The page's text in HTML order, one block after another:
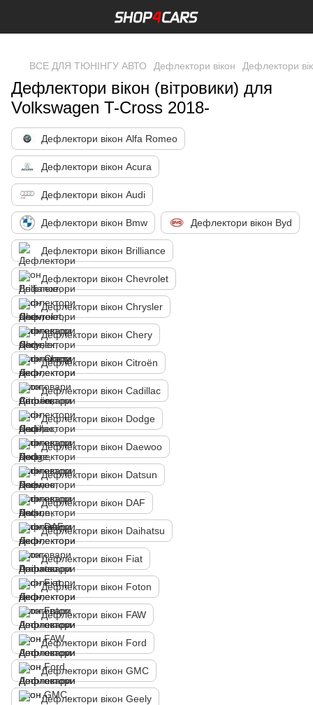
ВСЕ ДЛЯ ТЮНІНГУ АВТО Дефлектори вікон Дефлектори
Дефлектори вікон (вітровики) для
Volkswagen T-Cross 2018-
Дефлектори вікон Alfa Romeo
Дефлектори вікон Acura
Дефлектори вікон Audi
Дефлектори вікон Bmw Дефлектори вікон Byd
Дефлектори вікон Brilliance
Дефлектори вікон Chevrolet
Дефлектори вікон Chrysler
Дефлектори вікон Chery
Дефлектори вікон Citroën
Дефлектори вікон Cadillac
Дефлектори вікон Dodge
Дефлектори вікон Daewoo
Дефлектори вікон Datsun
Дефлектори вікон DAF
Дефлектори вікон Daihatsu
Дефлектори вікон Fiat
Дефлектори вікон Foton
Дефлектори вікон FAW
Дефлектори вікон Ford
Дефлектори вікон GMC
Дефлектори вікон Geely